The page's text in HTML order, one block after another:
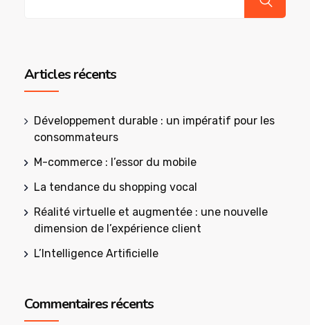
Articles récents
Développement durable : un impératif pour les
consommateurs
M-commerce : l’essor du mobile
La tendance du shopping vocal
Réalité virtuelle et augmentée : une nouvelle
dimension de l’expérience client
L’Intelligence Artificielle
Commentaires récents